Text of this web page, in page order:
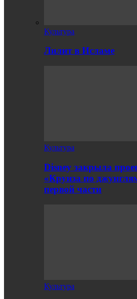
Культура
Лилит в Исламе
Культура
Disney закрыла
«Круиза по
первой части
Культура